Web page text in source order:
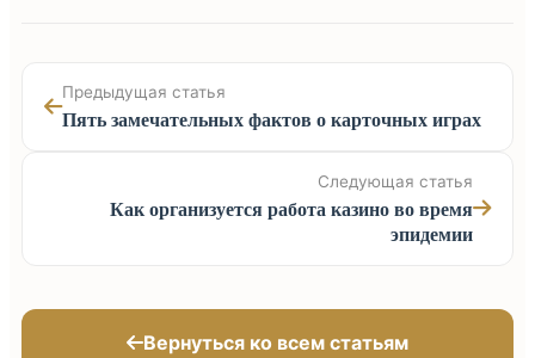
Предыдущая статья
Пять замечательных фактов о карточных играх
Следующая статья
Как организуется работа казино во время
эпидемии
Вернуться ко всем статьям